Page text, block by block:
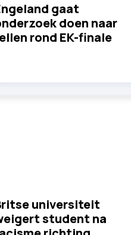
gaat
doen naar
rond EK-finale
universiteit
student na